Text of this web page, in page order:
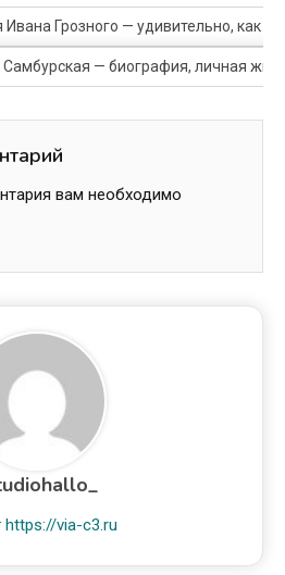
Ивана Грозного — удивительно, как
Самбурская — биография, личная
вам необходимо
https://via-c3.ru